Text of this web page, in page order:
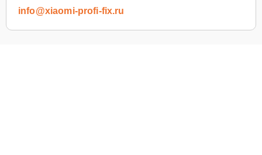
info@xiaomi-profi-fix.ru